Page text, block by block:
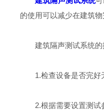
的使用可以减少在建筑
建筑隔声测试系统的
1.检查设备是否完好无
2.根据需要设置测试参